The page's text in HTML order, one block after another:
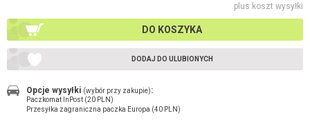
plus koszt wysyłki
DO KOSZYKA
DODAJ DO ULUBIONYCH
Opcje wysyłki (wybór przy zakupie):
Paczkomat InPost (20 PLN)
Przesyłka zagraniczna paczka Europa (40 PLN)